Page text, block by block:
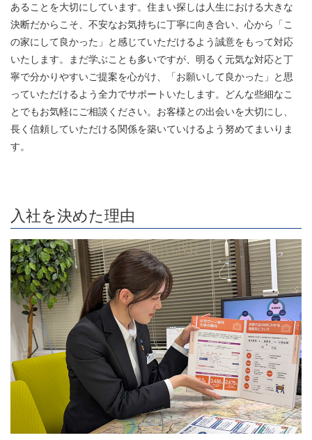
あることを大切にしています。住まい探しは人生における大きな
決断だからこそ、不安なお気持ちに丁寧に向き合い、心から「こ
の家にして良かった」と感じていただけるよう誠意をもって対応
いたします。まだ学ぶことも多いですが、明るく元気な対応と丁
寧で分かりやすいご提案を心がけ、「お願いして良かった」と思
っていただけるよう全力でサポートいたします。どんな些細なこ
とでもお気軽にご相談ください。お客様との出会いを大切にし、
長く信頼していただける関係を築いていけるよう努めてまいりま
す。
入社を決めた理由